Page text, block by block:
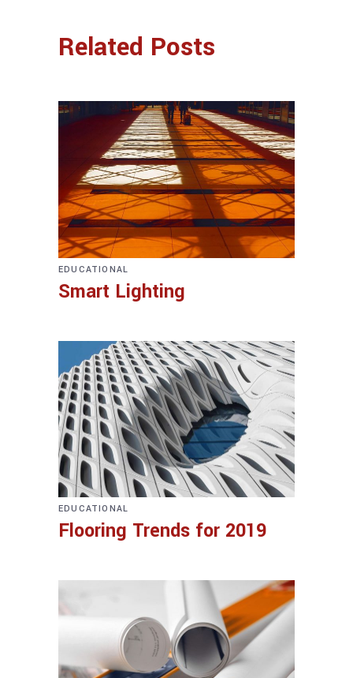
Related Posts
EDUCATIONAL
Smart Lighting
EDUCATIONAL
Flooring Trends for 2019